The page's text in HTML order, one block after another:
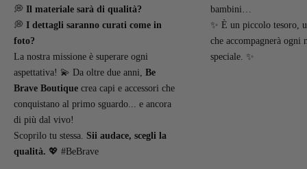
💭 Il materiale sarà di qualità?
💭 I dettagli saranno curati come in
foto?
La nostra missione è superare ogni
aspettativa! 💫 Da oltre due anni, Be
Brave Boutique crea capi e accessori che
conquistano al primo sguardo... e ancora
di più dal vivo!
Scoprilo tu stessa. Sii audace, scegli la
qualità. 💖 #BeBrave
bambini…
✨ È un piccolo tesoro,
che accompagnerà ogni
speciale. ✨